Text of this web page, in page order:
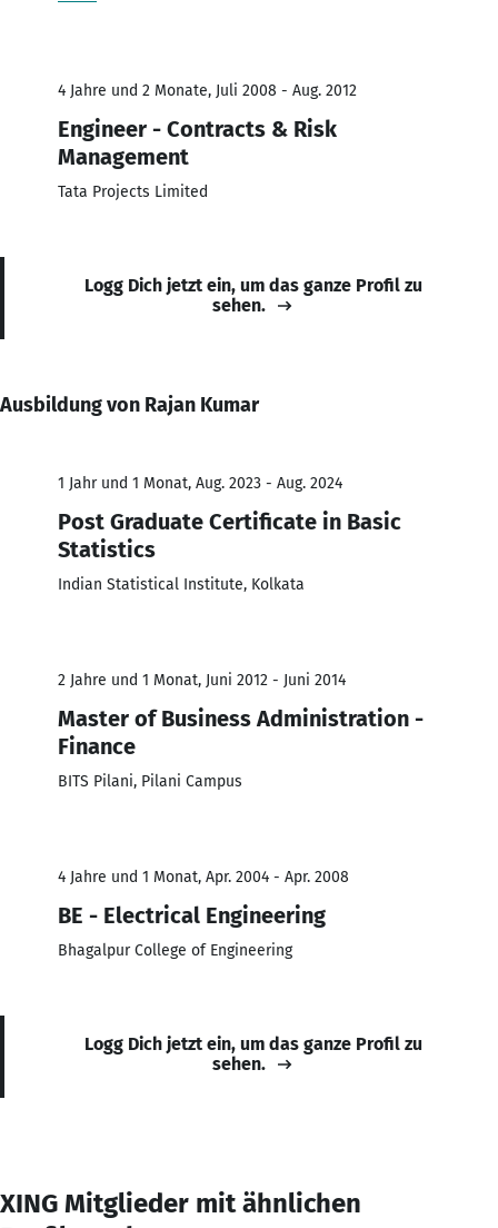
4 Jahre und 2 Monate, Juli 2008 - Aug. 2012
Engineer - Contracts & Risk
Management
Tata Projects Limited
Logg Dich jetzt ein, um das ganze Profil zu
sehen.
Ausbildung von Rajan Kumar
1 Jahr und 1 Monat, Aug. 2023 - Aug. 2024
Post Graduate Certificate in Basic
Statistics
Indian Statistical Institute, Kolkata
2 Jahre und 1 Monat, Juni 2012 - Juni 2014
Master of Business Administration -
Finance
BITS Pilani, Pilani Campus
4 Jahre und 1 Monat, Apr. 2004 - Apr. 2008
BE - Electrical Engineering
Bhagalpur College of Engineering
Logg Dich jetzt ein, um das ganze Profil zu
sehen.
XING Mitglieder mit ähnlichen